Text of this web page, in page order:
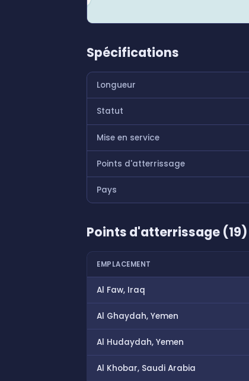
Spécifications
Longueur
Statut
Mise en service
Points d'atterrissage
Pays
Points d'atterrissage (19)
EMPLACEMENT
Al Faw, Iraq
Al Ghaydah, Yemen
Al Hudaydah, Yemen
Al Khobar, Saudi Arabia